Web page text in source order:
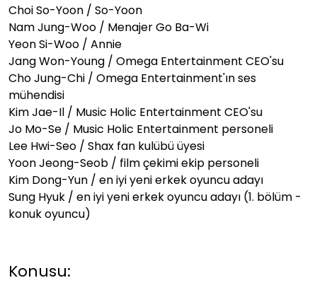
Choi So-Yoon / So-Yoon
Nam Jung-Woo / Menajer Go Ba-Wi
Yeon Si-Woo / Annie
Jang Won-Young / Omega Entertainment CEO'su
Cho Jung-Chi / Omega Entertainment'ın ses
mühendisi
Kim Jae-Il / Music Holic Entertainment CEO'su
Jo Mo-Se / Music Holic Entertainment personeli
Lee Hwi-Seo / Shax fan kulübü üyesi
Yoon Jeong-Seob / film çekimi ekip personeli
Kim Dong-Yun / en iyi yeni erkek oyuncu adayı
Sung Hyuk / en iyi yeni erkek oyuncu adayı (1. bölüm -
konuk oyuncu)
Konusu: